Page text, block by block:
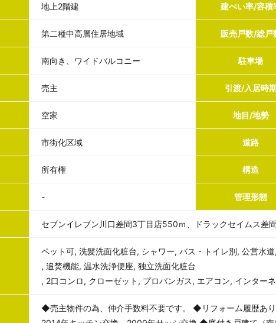
地上2階建 建ぺい率/容積
第二種中高層住居地域 販売戸数/総戸
南向き、ワイドバルコニー 駐車場
売主 引渡/入居時
空家 地目/地勢
市街化区域 道路
所有権 構造
- 管理形態
セブンイレブン川口差間3丁目店550ｍ、ドラックセイムス差
ペット可, 洗髪洗面化粧台, シャワー, バス・トイレ別, 公営水
, 追焚機能, 温水洗浄便座, 独立洗面化粧台
, 2口コンロ, クローゼット, プロパンガス, エアコン, インター
◆売主物件の為、仲介手数料不要です。 ◆リフォーム履歴あ